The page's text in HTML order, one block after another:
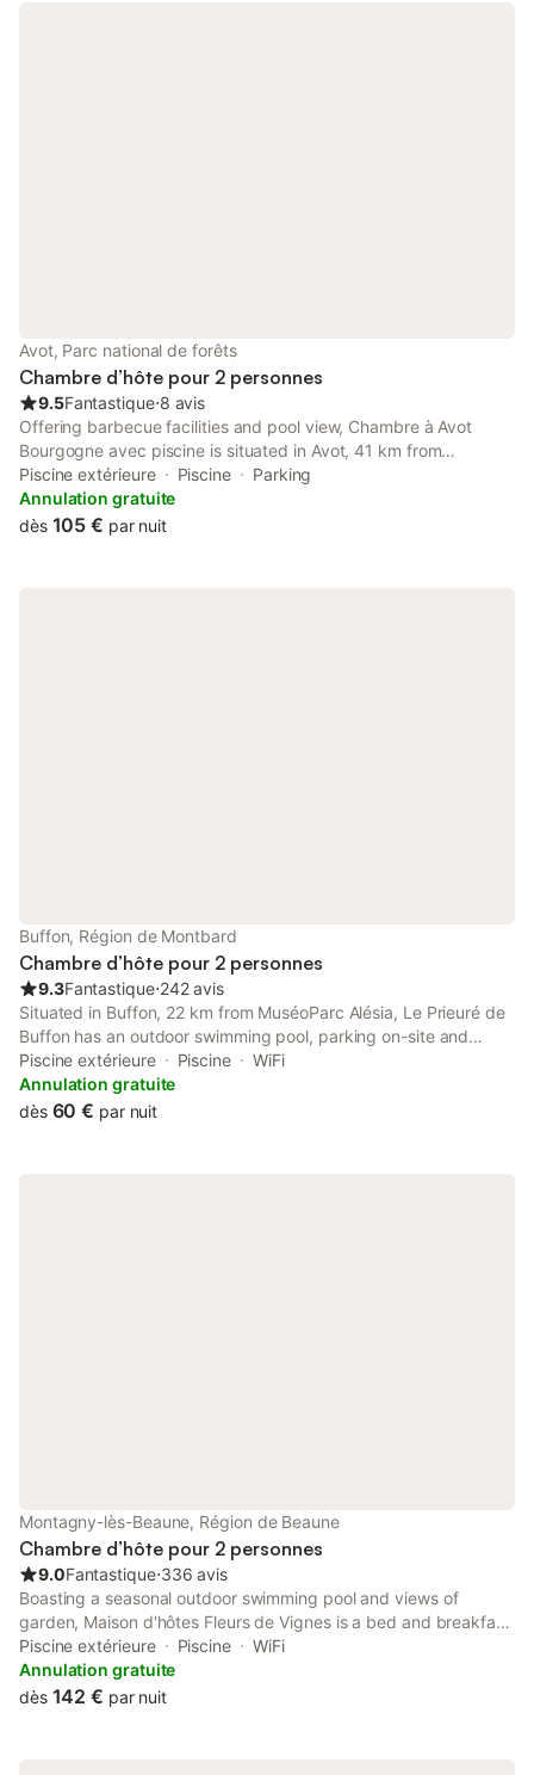
Avot, Parc national de forêts
Chambre d’hôte pour 2 personnes
9.5Fantastique⋅8 avis
Offering barbecue facilities and pool view, Chambre à Avot
Bourgogne avec piscine is situated in Avot, 41 km from
Exhibition and Trade Center of Dijon and 42 km from Dijon Train
Station.
Piscine extérieure Piscine
Parking
Annulation gratuite
dès 105 € par nuit
Buffon, Région de Montbard
Chambre d’hôte pour 2 personnes
9.3Fantastique⋅242 avis
Situated in Buffon, 22 km from MuséoParc Alésia, Le Prieuré de
Buffon has an outdoor swimming pool, parking on-site and
rooms with free WiFi access. Featuring full-day security, this
property also provides guests with a children's playground.
Piscine extérieure Piscine
WiFi
Annulation gratuite
dès 60 € par nuit
Montagny-lès-Beaune, Région de Beaune
Chambre d’hôte pour 2 personnes
9.0Fantastique⋅336 avis
Boasting a seasonal outdoor swimming pool and views of
garden, Maison d'hôtes Fleurs de Vignes is a bed and breakfast
set in a historic building in Montagny-lès-Beaune, 2.6 km from
Beaune Exhibition Centre.
Piscine extérieure Piscine
WiFi
Annulation gratuite
dès 142 € par nuit